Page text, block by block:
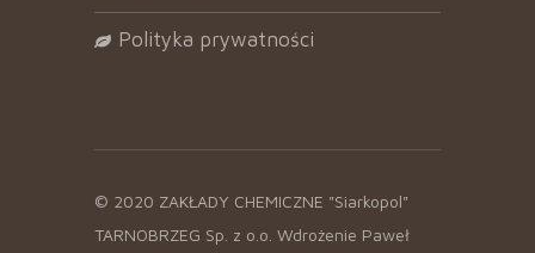
polityka prywatności
© 2020 ZAKŁADY CHEMICZNE "Siarkopol"
TARNOBRZEG Sp. z o.o. Wdrożenie Paweł